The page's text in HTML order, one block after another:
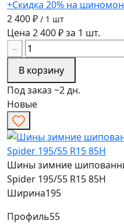
+Скидка 20% на
2 400 ₽ / 1 шт
Цена 2 400 ₽ за 1 шт.
−
В корзину
Под заказ ~2 дн.
Новые
Шины зимние
Spider 195/55 R15 85H
Ширина195
Профиль55